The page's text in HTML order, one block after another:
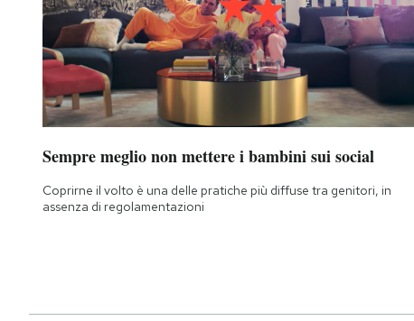
Sempre meglio non mettere i bambini sui social
Coprirne il volto è una delle pratiche più diffuse tra genitori, in
assenza di regolamentazioni